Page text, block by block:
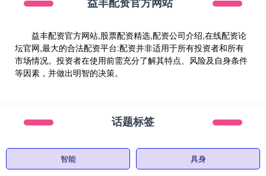
益丰配资官方网站,股票配资精选,配资公司介绍,在线配资论
坛官网,最大的合法配资平台:配资并非适用于所有投资者和所有
市场情况。投资者在使用前需充分了解其特点、风险及自身条件
等因素，并做出明智的决策。
话题标签
智能 具身